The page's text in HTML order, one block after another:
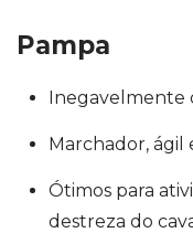
Pampa
Inegavelmente
Marchador, ágil
Ótimos para
destreza do